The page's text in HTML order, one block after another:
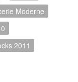
Moderne
2011